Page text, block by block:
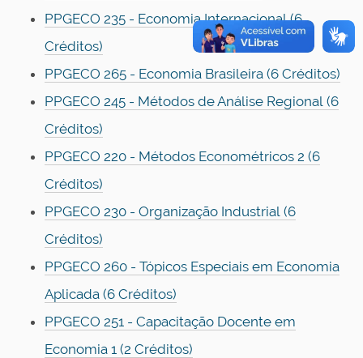
PPGECO 235 - Economia Internacional(6
Créditos)
PPGECO 265 - Economia Brasileira (6 Créditos)
PPGECO 245 - Métodos de Análise Regional (6
Créditos)
PPGECO 220 - Métodos Econométricos 2 (6
Créditos)
PPGECO 230 - Organização Industrial (6
Créditos)
PPGECO 260 - Tópicos Especiais em Economia
Aplicada (6 Créditos)
PPGECO 251 - Capacitação Docente em
Economia 1 (2 Créditos)